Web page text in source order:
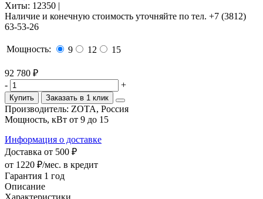
Хиты: 12350 |
Наличие и конечную стоимость уточняйте по тел. +7 (3812)
63-53-26
Мощность: 9 12 15
92 780 ₽
-
+
Купить Заказать в 1 клик
Производитель: ZOTA, Россия
Мощность, кВт от 9 до 15
Информация о доставке
Доставка от 500 ₽
от 1220 ₽/мес. в кредит
Гарантия 1 год
Описание
Характеристики